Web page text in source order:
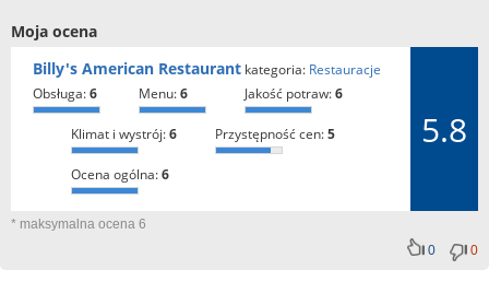
Moja ocena
Billy's American Restaurant kategoria: Restauracje
obsługa:6 menu:6 jakość potraw:6
klimat i wystrój:6 przystępność cen:5
ocena ogólna:6
5.8
* maksymalna ocena 6
0
0